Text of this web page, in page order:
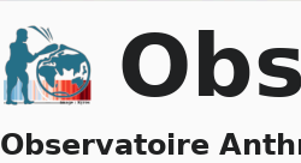
Observatoire